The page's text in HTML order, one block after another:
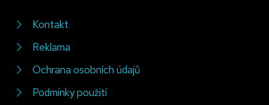
Kontakt
Reklama
Ochrana osobních údajů
Podmínky použití